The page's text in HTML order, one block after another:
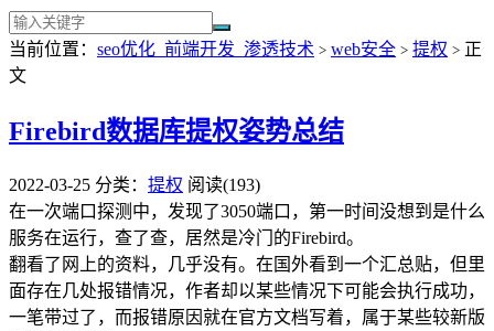
当前位置： seo优化_前端开发_渗透技术 > web安全 > 提权 > 正
文
Firebird数据库提权姿势总结
2022-03-25 分类： 提权 阅读(193)
在一次端口探测中，发现了3050端口，第一时间没想到是什么
服务在运行，查了查，居然是冷门的Firebird。
翻看了网上的资料，几乎没有。在国外看到一个汇总贴，但里
面存在几处报错情况，作者却以某些情况下可能会执行成功，
一笔带过了，而报错原因就在官方文档写着，属于某些较新版